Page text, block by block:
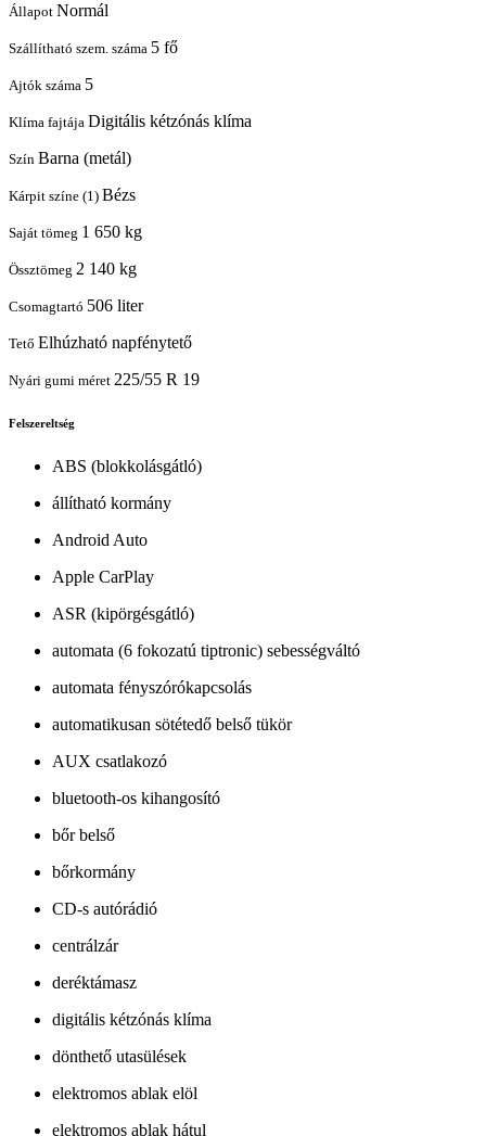
Állapot Normál
Szállítható szem. száma 5 fő
Ajtók száma 5
Klíma fajtája Digitális kétzónás klíma
Szín Barna (metál)
Kárpit színe (1) Bézs
Saját tömeg 1 650 kg
Össztömeg 2 140 kg
Csomagtartó 506 liter
Tető Elhúzható napfénytető
Nyári gumi méret 225/55 R 19
Felszereltség
ABS (blokkolásgátló)
állítható kormány
Android Auto
Apple CarPlay
ASR (kipörgésgátló)
automata (6 fokozatú tiptronic) sebességváltó
automata fényszórókapcsolás
automatikusan sötétedő belső tükör
AUX csatlakozó
bluetooth-os kihangosító
bőr belső
bőrkormány
CD-s autórádió
centrálzár
deréktámasz
digitális kétzónás klíma
dönthető utasülések
elektromos ablak elöl
elektromos ablak hátul